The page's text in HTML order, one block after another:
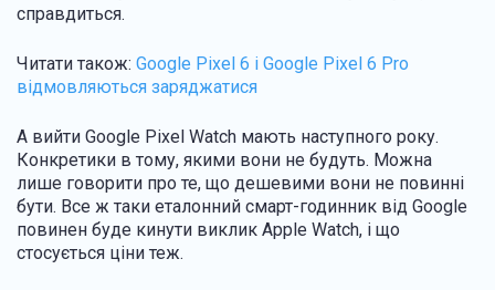
справдиться.
Читати також: Google Pixel 6 і Google Pixel 6 Pro
відмовляються заряджатися
А вийти Google Pixel Watch мають наступного року.
Конкретики в тому, якими вони не будуть. Можна
лише говорити про те, що дешевими вони не повинні
бути. Все ж таки еталонний смарт-годинник від Google
повинен буде кинути виклик Apple Watch, і що
стосується ціни теж.